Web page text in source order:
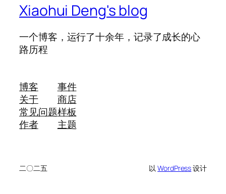
Xiaohui Deng's blog
一个博客，运行了十余年，记录了成长的心
路历程
博客
关于
常见问题
作者
事件
商店
样板
主题
二〇二五 以WordPress设计